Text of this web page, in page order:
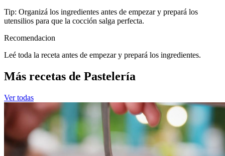
Tip: Organizá los ingredientes antes de empezar y prepará los
utensilios para que la cocción salga perfecta.
Recomendacion
Leé toda la receta antes de empezar y prepará los ingredientes.
Más recetas de Pastelería
Ver todas